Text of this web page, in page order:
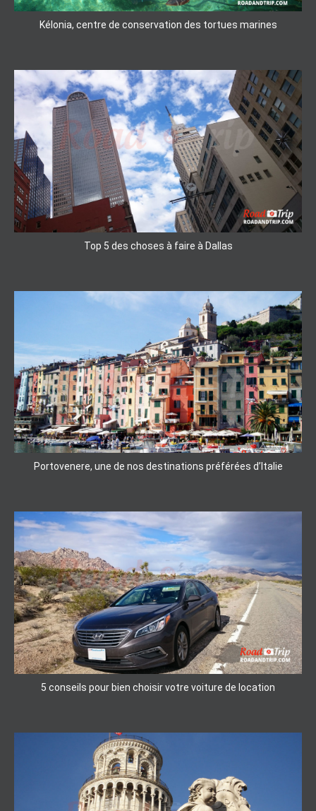
Kélonia, centre de conservation des tortues marines
Top 5 des choses à faire à Dallas
Portovenere, une de nos destinations préférées d’Italie
5 conseils pour bien choisir votre voiture de location